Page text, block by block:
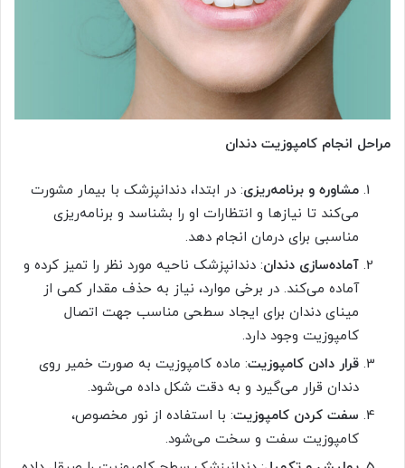
مراحل انجام کامپوزیت دندان
مشاوره و برنامه‌ریزی: در ابتدا، دندانپزشک با بیمار مشورت
می‌کند تا نیازها و انتظارات او را بشناسد و برنامه‌ریزی
مناسبی برای درمان انجام دهد.
آماده‌سازی دندان: دندانپزشک ناحیه مورد نظر را تمیز کرده و
آماده می‌کند. در برخی موارد، نیاز به حذف مقدار کمی از
مینای دندان برای ایجاد سطحی مناسب جهت اتصال
کامپوزیت وجود دارد.
قرار دادن کامپوزیت: ماده کامپوزیت به صورت خمیر روی
دندان قرار می‌گیرد و به دقت شکل داده می‌شود.
سفت کردن کامپوزیت: با استفاده از نور مخصوص،
کامپوزیت سفت و سخت می‌شود.